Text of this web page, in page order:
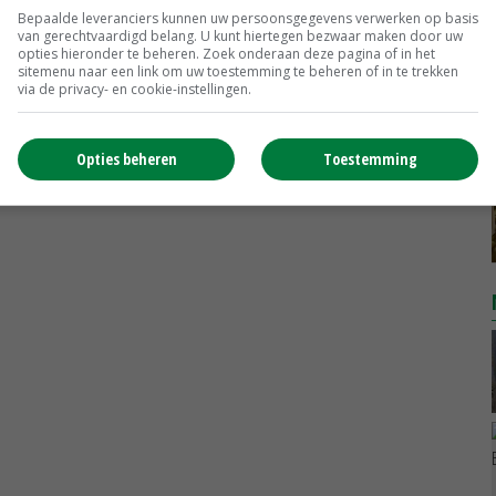
MEER MARKTPRIJZEN
Bepaalde leveranciers kunnen uw persoonsgegevens verwerken op basis
van gerechtvaardigd belang. U kunt hiertegen bezwaar maken door uw
opties hieronder te beheren. Zoek onderaan deze pagina of in het
sitemenu naar een link om uw toestemming te beheren of in te trekken
via de privacy- en cookie-instellingen.
Toestemming
Opties beheren